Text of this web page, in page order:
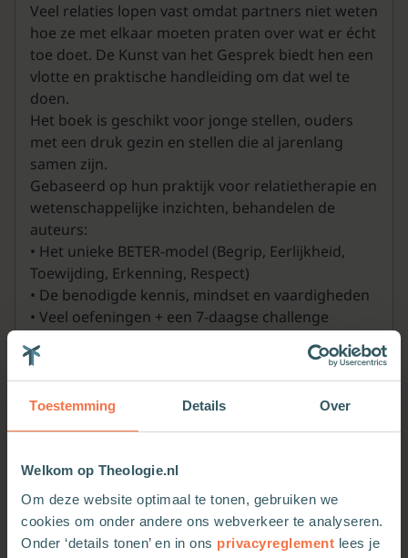
Toestemming Details Over
Welkom op Theologie.nl
Om deze website optimaal te tonen, gebruiken we
cookies om onder andere ons webverkeer te analyseren.
Onder ‘details tonen’ en in ons privacyreglement lees je
Veel relaties lopen vast omdat partners niet weten
hoe ze met elkaar moeten praten over wat er écht
toe doet. De Kunst van het Gesprek biedt hen een
vlotte en praktische handleiding om dat wel te
doen.
Het boek is geschikt voor jonge stellen, ouders
met een druk gezin en stellen die al jarenlang
samen zijn.
Gebaseerd op hun praktijk voor relatietherapie en
wetenschappelijke inzichten, behandelen de
auteurs:
• Het unieke BETER-model (Begrip, Eerlijkheid,
Toewijding, Erkenning, Respect)
• De benodigde kennis, mindset en vaardigheden
• Veel oefeningen + een 7-daagse challenge
• Uitleg over inhoud en timing van gesprekken
• Antwoorden op veelgestelde vragen uit de
praktijk
Het boek wordt ondersteund met een (apart